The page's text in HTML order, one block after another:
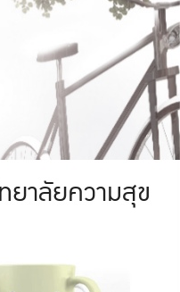
มหาวิทยาลัย
ยาลัยความสุข